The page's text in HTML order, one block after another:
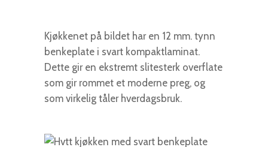
Kjøkkenet på bildet har en 12 mm. tynn
benkeplate i svart kompaktlaminat.
Dette gir en ekstremt slitesterk overflate
som gir rommet et moderne preg, og
som virkelig tåler hverdagsbruk.